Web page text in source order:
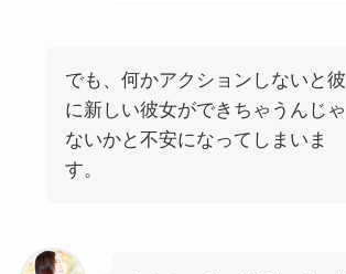
でも、何かアクションしないと彼
に新しい彼女ができちゃうんじゃ
ないかと不安になってしまいま
す。